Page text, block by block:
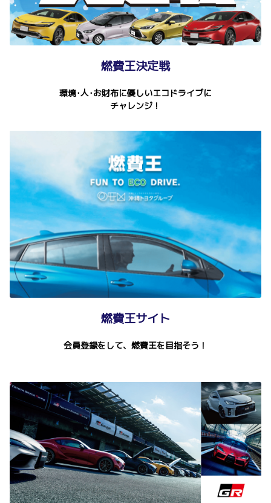
燃費王決定戦
環境･人･お財布に優しいエコドライブに
チャレンジ！
燃費王サイト
会員登録をして、燃費王を目指そう！